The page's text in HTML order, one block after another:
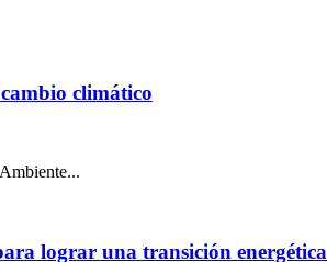
climático
lograr una transición energética